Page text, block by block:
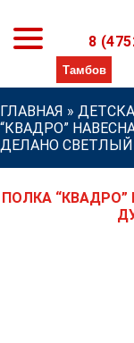
8
ГЛАВНАЯ »
“КВАДРО”
ДЕЛАНО СВЕТЛЫЙ
ПОЛКА “КВАДРО”